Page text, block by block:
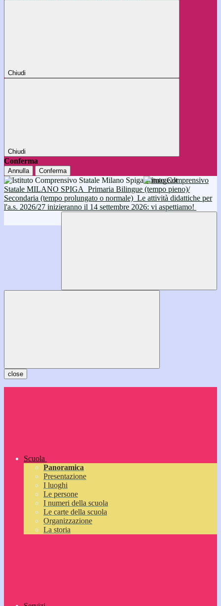
Chiudi
Chiudi
Conferma
Annulla Conferma
Istituto Comprensivo
Statale MILANO SPIGA Primaria Bilingue (tempo pieno)/
Secondaria (tempo prolungato o normale) Le attività didattiche per
l'a.s. 2026/27 inizieranno il 14 settembre 2026: vi aspettiamo!
close
Scuola
Panoramica
Presentazione
I luoghi
Le persone
I numeri della scuola
Le carte della scuola
Organizzazione
La storia